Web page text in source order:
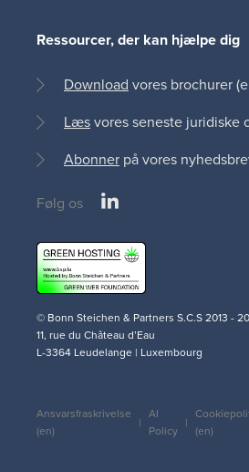
Ressourcer, der kan hjælpe dig
Download vores brochurer
Læsvores seneste juridiske
Abonner på vores
Social
Følg os
© Bonn Steichen & Partners S.C.S 2013 -
11, rue du Château d’Eau
L-3364 Leudelange | Luxembourg
Legal
Ansvarsfraskrivelse
(en)
AI
Policy
(en)